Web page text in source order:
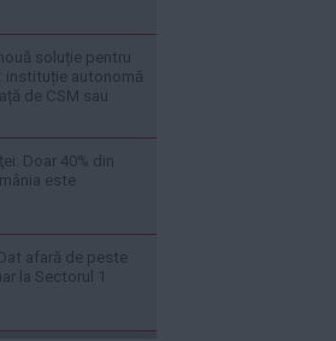
soluție pentru
instituție autonomă
de CSM sau
Doar 40% din
este
afară de peste
la Sectorul 1